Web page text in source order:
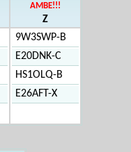
AMBE!!!
Z
9W3SWP-B
E20DNK-C
HS1OLQ-B
E26AFT-X